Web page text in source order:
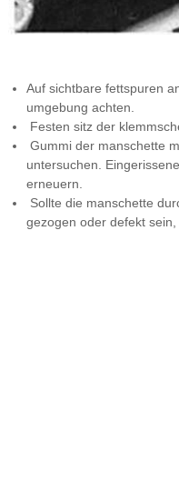
Auf sichtbare fettspuren
umgebung achten.
Festen sitz der
Gummi der manschette
untersuchen.
erneuern.
Sollte die manschette
gezogen oder defekt